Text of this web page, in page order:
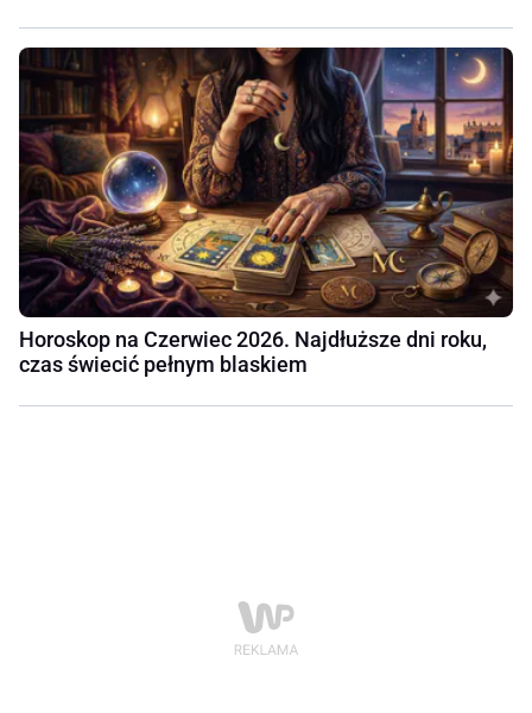
Horoskop na Czerwiec 2026. Najdłuższe dni roku,
czas świecić pełnym blaskiem